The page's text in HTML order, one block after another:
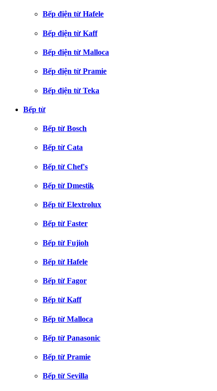
Bếp điện từ Hafele
Bếp điện từ Kaff
Bếp điện từ Malloca
Bếp điện từ Pramie
Bếp điện từ Teka
Bếp từ
Bếp từ Bosch
Bếp từ Cata
Bếp từ Chef's
Bếp từ Dmestik
Bếp từ Elextrolux
Bếp từ Faster
Bếp từ Fujioh
Bếp từ Hafele
Bếp từ Fagor
Bếp từ Kaff
Bếp từ Malloca
Bếp từ Panasonic
Bếp từ Pramie
Bếp từ Sevilla